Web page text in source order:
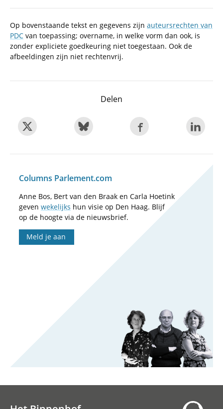
Op bovenstaande tekst en gegevens zijn auteursrechten van
PDC van toepassing; overname, in welke vorm dan ook, is
zonder expliciete goedkeuring niet toegestaan. Ook de
afbeeldingen zijn niet rechtenvrij.
Delen
Columns Parlement.com
Anne Bos, Bert van den Braak en Carla Hoetink
geven wekelijks hun visie op Den Haag. Blijf
op de hoogte via de nieuwsbrief.
Meld je aan